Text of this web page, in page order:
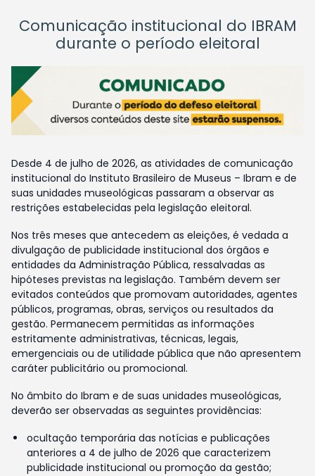
Comunicação institucional do IBRAM
durante o período eleitoral
Desde 4 de julho de 2026, as atividades de comunicação
institucional do Instituto Brasileiro de Museus – Ibram e de
suas unidades museológicas passaram a observar as
restrições estabelecidas pela legislação eleitoral.
Nos três meses que antecedem as eleições, é vedada a
divulgação de publicidade institucional dos órgãos e
entidades da Administração Pública, ressalvadas as
hipóteses previstas na legislação. Também devem ser
evitados conteúdos que promovam autoridades, agentes
públicos, programas, obras, serviços ou resultados da
gestão. Permanecem permitidas as informações
estritamente administrativas, técnicas, legais,
emergenciais ou de utilidade pública que não apresentem
caráter publicitário ou promocional.
No âmbito do Ibram e de suas unidades museológicas,
deverão ser observadas as seguintes providências:
ocultação temporária das notícias e publicações
anteriores a 4 de julho de 2026 que caracterizem
publicidade institucional ou promoção da gestão;